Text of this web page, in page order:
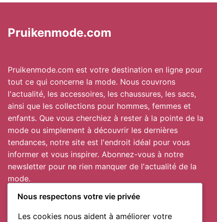
Pruikenmode.com
Pruikenmode.com est votre destination en ligne pour
tout ce qui concerne la mode. Nous couvrons
l'actualité, les accessoires, les chaussures, les sacs,
ainsi que les collections pour hommes, femmes et
enfants. Que vous cherchiez à rester à la pointe de la
mode ou simplement à découvrir les dernières
tendances, notre site est l'endroit idéal pour vous
informer et vous inspirer. Abonnez-vous à notre
newsletter pour ne rien manquer de l'actualité de la
mode.
Nous respectons votre vie privée
Les cookies nous aident à améliorer votre